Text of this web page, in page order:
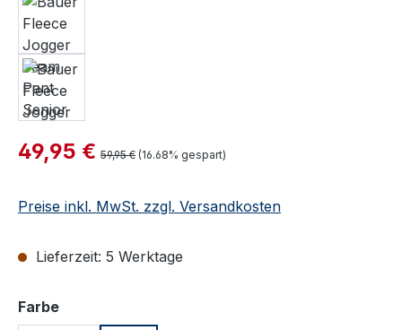
Verkaufspreis:
49,95 € Regulärer Preis:
59,95 € (16.68% gespart)
Preise inkl. MwSt. zzgl. Versandkosten
Lieferzeit: 5 Werktage
Farbeauswählen